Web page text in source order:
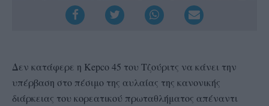
Δεν κατάφερε η Kepco 45 του Τζούριτς να κάνει την
υπέρβαση στο πέσιμο της αυλαίας της κανονικής
διάρκειας του κορεατικού πρωταθλήματος απέναντι